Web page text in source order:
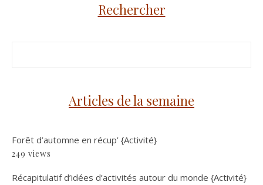
Rechercher
Articles de la semaine
Forêt d’automne en récup’ {Activité}
249 views
Récapitulatif d’idées d’activités autour du monde {Activité}